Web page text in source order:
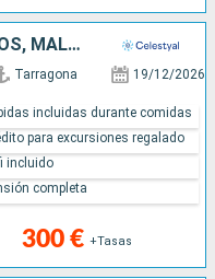
GIBRALTAR, ESPAÑA, MARRUECOS, MALLORCA, FRANCIA, ITALIA, TURQUÍA, GRECIA
Tarragona 19/12/2026
300 € +Tasas
incluidas durante comidas
para excursiones regalado
incluido
completa